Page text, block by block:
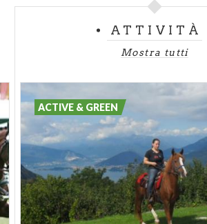
ATTIVITÀ
Mostra tutti
ACTIVE & GREEN